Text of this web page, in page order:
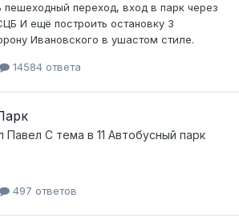
пешеходный переход, вход в парк через
И ещё построить остановку 3
Ивановского в ушастом стиле.
14584 ответа
Павел С тема в 11 Автобусный парк
497 ответов